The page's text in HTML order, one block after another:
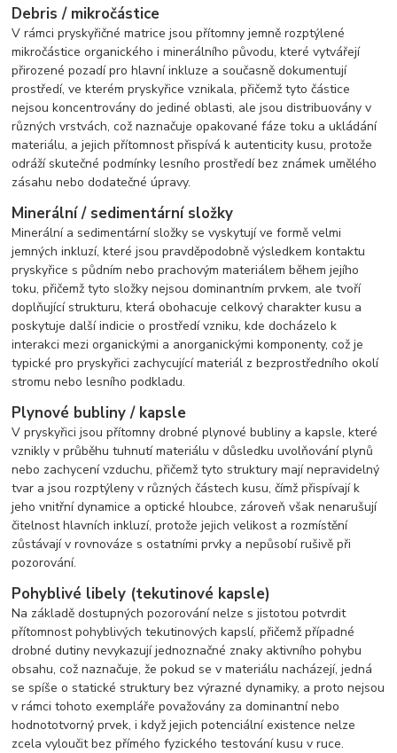
Debris / mikročástice
V rámci pryskyřičné matrice jsou přítomny jemně rozptýlené
mikročástice organického i minerálního původu, které vytvářejí
přirozené pozadí pro hlavní inkluze a současně dokumentují
prostředí, ve kterém pryskyřice vznikala, přičemž tyto částice
nejsou koncentrovány do jediné oblasti, ale jsou distribuovány v
různých vrstvách, což naznačuje opakované fáze toku a ukládání
materiálu, a jejich přítomnostpřispívá k autenticity kusu, protože
odráží skutečné podmínky lesního prostředí bez známek umělého
zásahu nebo dodatečné úpravy.
Minerální / sedimentární složky
Minerální a sedimentární složky se vyskytují ve formě velmi
jemných inkluzí, které jsou pravděpodobně výsledkem kontaktu
pryskyřice s půdním nebo prachovým materiálem během jejího
toku, přičemž tyto složky nejsou dominantním prvkem, ale tvoří
doplňující strukturu, která obohacuje celkový charakter kusu a
poskytuje další indicie o prostředí vzniku, kde docházelo k
interakci mezi organickými a anorganickými komponenty, což je
typické pro pryskyřici zachycující materiál z bezprostředního okolí
stromu nebo lesního podkladu.
Plynové bubliny / kapsle
V pryskyřici jsou přítomny drobné plynové bubliny a kapsle, které
vznikly v průběhu tuhnutí materiálu v důsledku uvolňování plynů
nebo zachycení vzduchu, přičemž tyto struktury mají nepravidelný
tvar a jsou rozptýleny v různých částech kusu, čímž přispívají k
jeho vnitřní dynamice a optické hloubce, zároveň však nenarušují
čitelnost hlavních inkluzí, protože jejich velikost a rozmístění
zůstávají v rovnováze s ostatními prvky a nepůsobí rušivě při
pozorování.
Pohyblivé libely (tekutinové kapsle)
Na základě dostupných pozorování nelze s jistotou potvrdit
přítomnost pohyblivých tekutinových kapslí, přičemž případné
drobné dutiny nevykazují jednoznačné znaky aktivního pohybu
obsahu, což naznačuje, že pokud se v materiálu nacházejí, jedná
se spíše o statické struktury bez výrazné dynamiky, a proto nejsou
v rámci tohoto exempláře považovány za dominantní nebo
hodnototvorný prvek, i když jejich potenciální existence nelze
zcela vyloučit bez přímého fyzického testování kusu v ruce.